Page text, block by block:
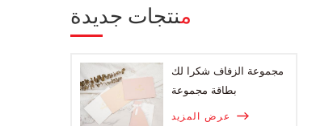
منتجات جديدة
مجموعة الزفاف شكرا لك
بطاقة مجموعة
عرض المزيد